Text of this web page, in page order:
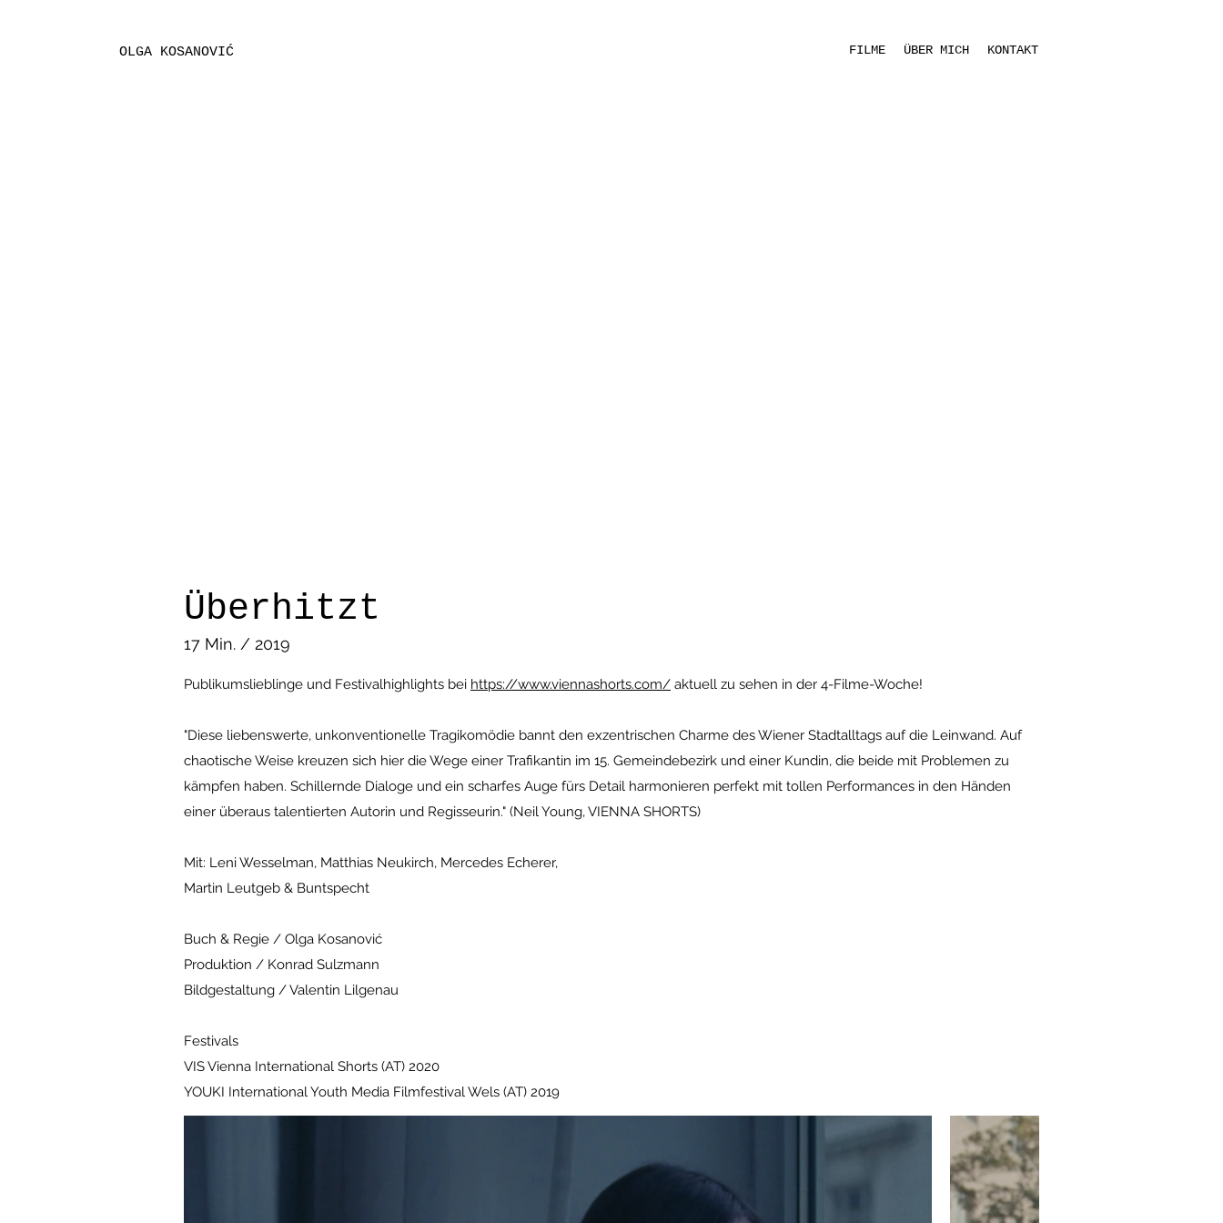
OLGA KOSANOVIĆ FILME ÜBER MICH KONTAKT
Überhitzt
17 Min. / 2019
Publikumslieblinge und Festivalhighlights bei https://www.viennashorts.com/ aktuell zu sehen in der 4-Filme-Woche!
"Diese liebenswerte, unkonventionelle Tragikomödie bannt den exzentrischen Charme des Wiener Stadtalltags auf die Leinwand. Auf
chaotische Weise kreuzen sich hier die Wege einer Trafikantin im 15. Gemeindebezirk und einer Kundin, die beide mit Problemen zu
kämpfen haben. Schillernde Dialoge und ein scharfes Auge fürs Detail harmonieren perfekt mit tollen Performances in den Händen
einer überaus talentierten Autorin und Regisseurin." (Neil Young, VIENNA SHORTS)
Mit: Leni Wesselman, Matthias Neukirch, Mercedes Echerer,
Martin Leutgeb & Buntspecht
Buch & Regie / Olga Kosanović
Produktion / Konrad Sulzmann
Bildgestaltung / Valentin Lilgenau
Festivals
VIS Vienna International Shorts (AT) 2020
YOUKI International Youth Media Filmfestival Wels (AT) 2019